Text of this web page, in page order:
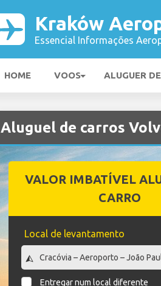
Kraków
Essencial Informações
HOME VOOS ALUGUER
Aluguel de carros
VALOR IMBATÍVEL
CARRO
Local de levantamento
Entregar num local diferente